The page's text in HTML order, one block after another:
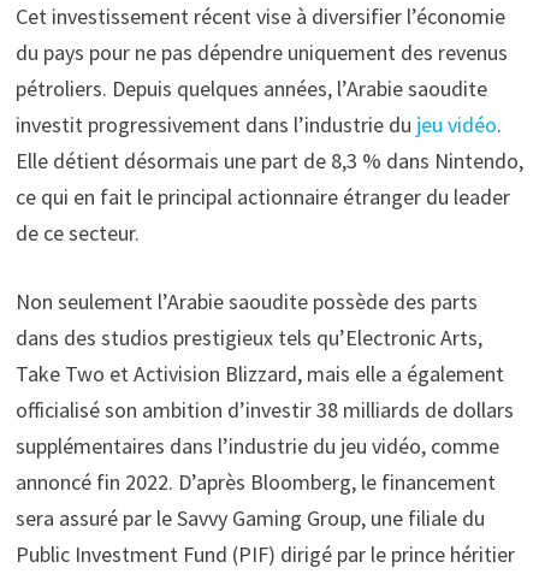
Cet investissement récent vise à diversifier l’économie
du pays pour ne pas dépendre uniquement des revenus
pétroliers. Depuis quelques années, l’Arabie saoudite
investit progressivement dans l’industrie du jeu vidéo.
Elle détient désormais une part de 8,3 % dans Nintendo,
ce qui en fait le principal actionnaire étranger du leader
de ce secteur.
Non seulement l’Arabie saoudite possède des parts
dans des studios prestigieux tels qu’Electronic Arts,
Take Two et Activision Blizzard, mais elle a également
officialisé son ambition d’investir 38 milliards de dollars
supplémentaires dans l’industrie du jeu vidéo, comme
annoncé fin 2022. D’après Bloomberg, le financement
sera assuré par le Savvy Gaming Group, une filiale du
Public Investment Fund (PIF) dirigé par le prince héritier